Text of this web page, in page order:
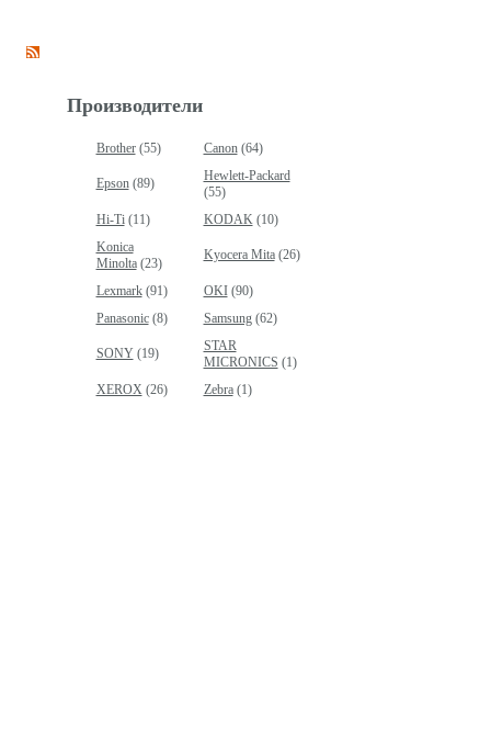
Производители
Brother(55) Canon(64)
Epson(89)
Hewlett-Packard
(55)
Hi-Ti(11) KODAK(10)
Konica
Minolta(23)
Kyocera Mita(26)
Lexmark(91) OKI(90)
Panasonic(8) Samsung(62)
SONY (19)
STAR
MICRONICS (1)
XEROX(26) Zebra(1)